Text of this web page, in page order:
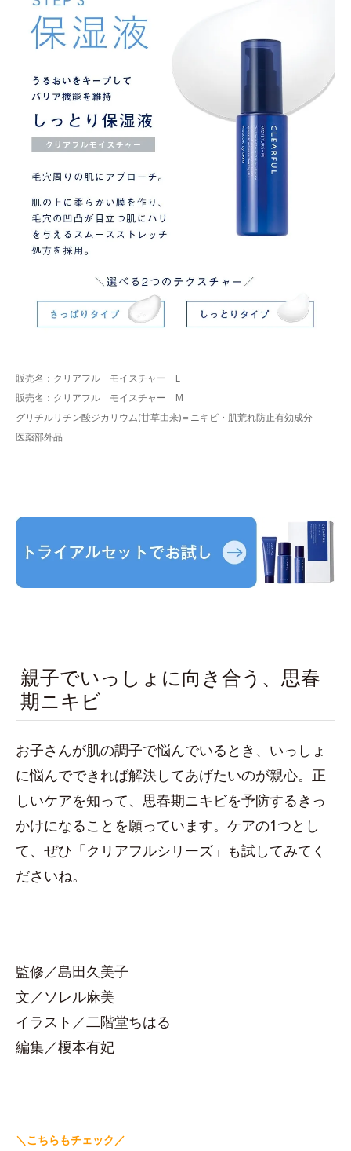
販売名：クリアフル モイスチャー L
販売名：クリアフル モイスチャー M
グリチルリチン酸ジカリウム(甘草由来)＝ニキビ・肌荒れ防止有効成分
医薬部外品
親子でいっしょに向き合う、思春
期ニキビ
お子さんが肌の調子で悩んでいるとき、いっしょ
に悩んでできれば解決してあげたいのが親心。正
しいケアを知って、思春期ニキビを予防するきっ
かけになることを願っています。ケアの1つとし
て、ぜひ「クリアフルシリーズ」も試してみてく
ださいね。
監修／島田久美子
文／ソレル麻美
イラスト／二階堂ちはる
編集／榎本有妃
＼こちらもチェック／